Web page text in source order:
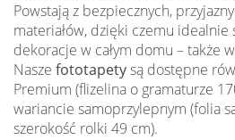
Powstają z bezpiecznych,
materiałów, dzięki czemu idealnie
dekoracje w całym domu – także
Nasze fototapetysą dostępne
Premium (flizelina o gramaturze
wariancie samoprzylepnym (folia
szerokość rolki 49 cm).